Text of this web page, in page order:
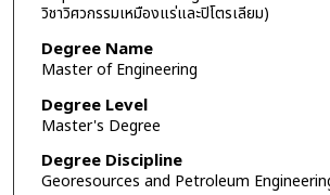
วิชาวิศวกรรมเหมืองแร่และปิโตรเลียม)
Degree Name
Master of Engineering
Degree Level
Master's Degree
Degree Discipline
Georesources and Petroleum